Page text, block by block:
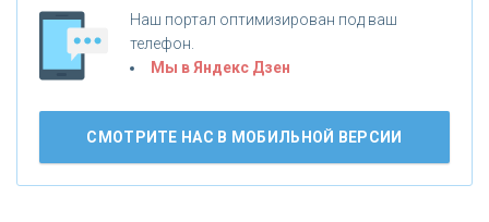
«БАНК ВОЗРОЖДЕНИЕ»
АО «КРЕДИТ ЕВРОПА БАНК»
Банки.ру обновил логотип впервые за 19 лет -
Наш портал оптимизирован под ваш
телефон.
Мы в Яндекс Дзен
СМОТРИТЕ НАС В МОБИЛЬНОЙ ВЕРСИИ